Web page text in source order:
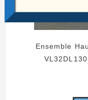
Ensemble